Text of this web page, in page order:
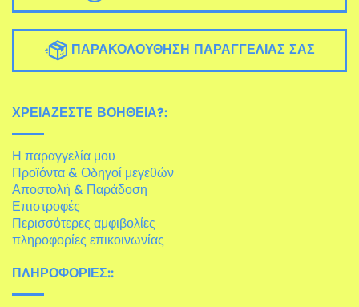
ΠΑΡΑΚΟΛΟΎΘΗΣΗ ΠΑΡΑΓΓΕΛΊΑΣ ΣΑΣ
ΧΡΕΙΆΖΕΣΤΕ ΒΟΉΘΕΙΑ?:
Η παραγγελία μου
Προϊόντα & Οδηγοί μεγεθών
Αποστολή & Παράδοση
Επιστροφές
Περισσότερες αμφιβολίες
πληροφορίες επικοινωνίας
ΠΛΗΡΟΦΟΡΊΕΣ::